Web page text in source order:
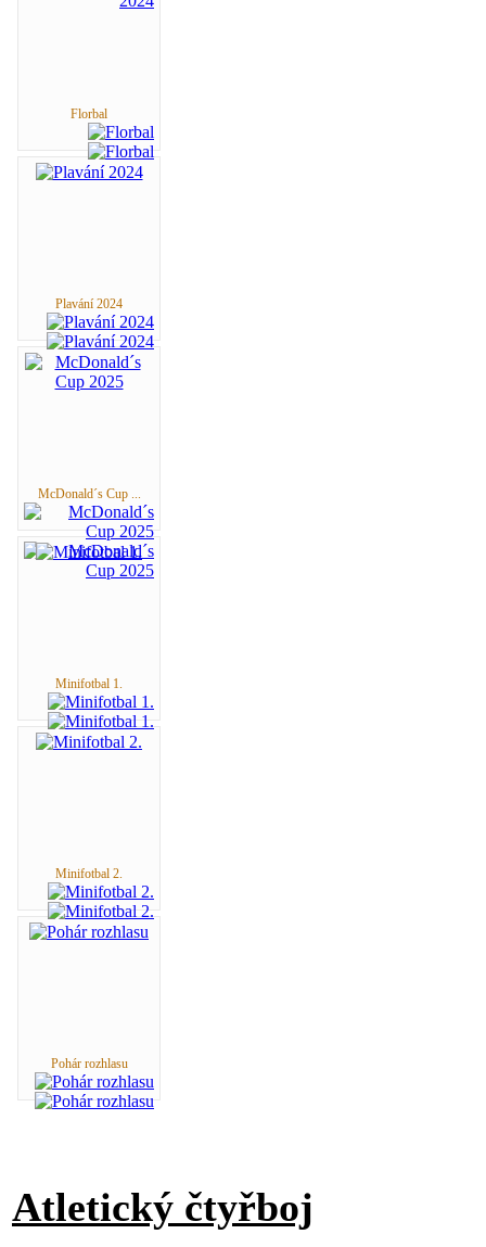
Florbal
Plavání 2024
McDonald´s Cup ...
Minifotbal 1.
Minifotbal 2.
Pohár rozhlasu
Atletický čtyřboj